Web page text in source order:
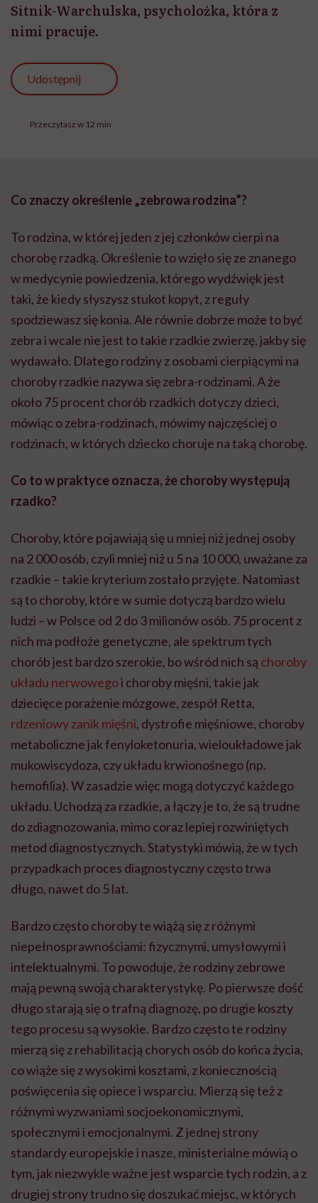
Sitnik-Warchulska, psycholożka, która z
nimi pracuje.
Udostępnij
Przeczytasz w 12 min
Co znaczy określenie „zebrowa rodzina”?
To rodzina, w której jeden z jej członków cierpi na
chorobę rzadką. Określenie to wzięło się ze znanego
w medycynie powiedzenia, którego wydźwięk jest
taki, że kiedy słyszysz stukot kopyt, z reguły
spodziewasz się konia. Ale równie dobrze może to być
zebra i wcale nie jest to takie rzadkie zwierzę, jakby się
wydawało. Dlatego rodziny z osobami cierpiącymi na
choroby rzadkie nazywa się zebra-rodzinami. A że
około 75 procent chorób rzadkich dotyczy dzieci,
mówiąc o zebra-rodzinach, mówimy najczęściej o
rodzinach, w których dziecko choruje na taką chorobę.
Co to w praktyce oznacza, że choroby występują
rzadko?
Choroby, które pojawiają się u mniej niż jednej osoby
na 2 000 osób, czyli mniej niż u 5 na 10 000, uważane za
rzadkie – takie kryterium zostało przyjęte. Natomiast
są to choroby, które w sumie dotyczą bardzo wielu
ludzi – w Polsce od 2 do 3 milionów osób. 75 procent z
nich ma podłoże genetyczne, ale spektrum tych
chorób jest bardzo szerokie, bo wśród nich są choroby
układu nerwowegoi choroby mięśni, takie jak
dziecięce porażenie mózgowe, zespół Retta,
rdzeniowy zanik mięśni, dystrofie mięśniowe, choroby
metaboliczne jak fenyloketonuria, wieloukładowe jak
mukowiscydoza, czy układu krwionośnego (np.
hemofilia). W zasadzie więc mogą dotyczyć każdego
układu. Uchodzą za rzadkie, a łączy je to, że są trudne
do zdiagnozowania, mimo coraz lepiej rozwiniętych
metod diagnostycznych. Statystyki mówią, że w tych
przypadkach proces diagnostyczny często trwa
długo, nawet do 5 lat.
Bardzo często choroby te wiążą się z różnymi
niepełnosprawnościami: fizycznymi, umysłowymi i
intelektualnymi. To powoduje, że rodziny zebrowe
mają pewną swoją charakterystykę. Po pierwsze dość
długo starają się o trafną diagnozę, po drugie koszty
tego procesu są wysokie. Bardzo często te rodziny
mierzą się z rehabilitacją chorych osób do końca życia,
co wiąże się z wysokimi kosztami, z koniecznością
poświęcenia się opiece i wsparciu. Mierzą się też z
różnymi wyzwaniami socjoekonomicznymi,
społecznymi i emocjonalnymi. Z jednej strony
standardy europejskie i nasze, ministerialne mówią o
tym, jak niezwykle ważne jest wsparcie tych rodzin, a z
drugiej strony trudno się doszukać miejsc, w których